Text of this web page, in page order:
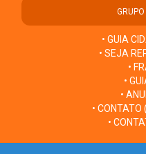
• GUIA
• SEJA
•
•
•
•
•